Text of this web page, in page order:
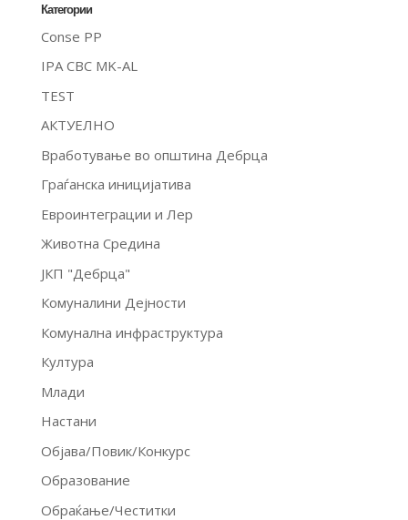
Категории
Conse PP
IPA CBC MK-AL
TEST
АКТУЕЛНО
Вработување во општина Дебрца
Граѓанска иницијатива
Евроинтеграции и Лер
Животна Средина
ЈКП "Дебрца"
Комуналини Дејности
Комунална инфраструктура
Култура
Млади
Настани
Објава/Повик/Конкурс
Образование
Обраќање/Честитки